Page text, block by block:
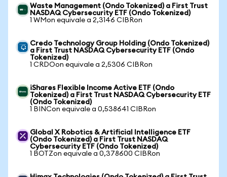
Waste Management (Ondo Tokenized) a First Trust
NASDAQ Cybersecurity ETF (Ondo Tokenized)
1 WMon equivale a 2,3146 CIBRon
Credo Technology Group Holding (Ondo Tokenized)
a First Trust NASDAQ Cybersecurity ETF (Ondo
Tokenized)
1 CRDOon equivale a 2,5306 CIBRon
iShares Flexible Income Active ETF (Ondo
Tokenized) a First Trust NASDAQ Cybersecurity ETF
(Ondo Tokenized)
1 BINCon equivale a 0,538641 CIBRon
Global X Robotics & Artificial Intelligence ETF
(Ondo Tokenized) a First Trust NASDAQ
Cybersecurity ETF (Ondo Tokenized)
1 BOTZon equivale a 0,378600 CIBRon